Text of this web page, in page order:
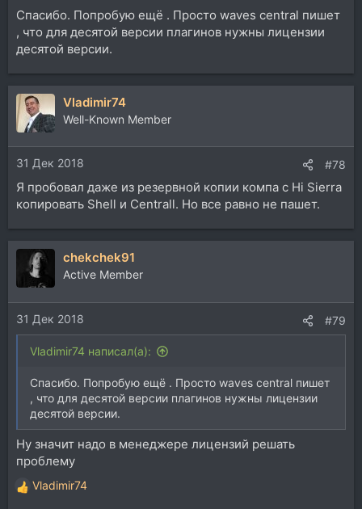
Спасибо. Попробую ещё . Просто waves central пишет
, что для десятой версии плагинов нужны лицензии
десятой версии.
Vladimir74
Well-Known Member
31 Дек 2018 #78
Я пробовал даже из резервной копии компа с Hi Sierra
копировать Shell и Centrall. Но все равно не пашет.
chekchek91
Active Member
31 Дек 2018 #79
Vladimir74 написал(а):
Спасибо. Попробую ещё . Просто waves central пишет
, что для десятой версии плагинов нужны лицензии
десятой версии.
Ну значит надо в менеджере лицензий решать
проблему
Р
Vladimir74